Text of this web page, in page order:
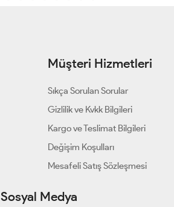
Müşteri Hizmetleri
Sıkça Sorulan Sorular
Gizlilik ve Kvkk Bilgileri
Kargo ve Teslimat Bilgileri
Değişim Koşulları
Mesafeli Satış Sözleşmesi
Sosyal Medya